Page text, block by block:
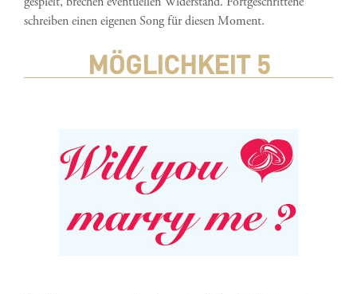
schreiben einen eigenen Song für diesen Moment.
MÖGLICHKEIT 5